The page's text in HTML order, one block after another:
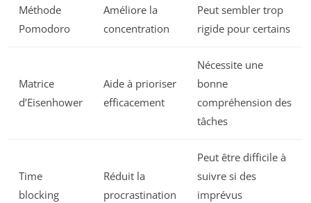
Méthode
Pomodoro
Améliore la
concentration
Peut sembler trop
rigide pour certains
Matrice
d’Eisenhower
Aide à prioriser
efficacement
Nécessite une
bonne
compréhension des
tâches
Time
blocking
Réduit la
procrastination
Peut être difficile à
suivre si des
imprévus